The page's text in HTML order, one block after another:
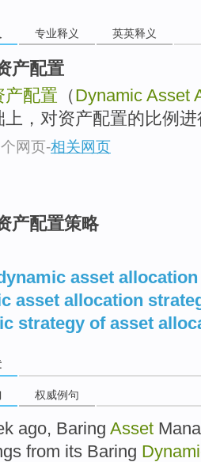
专业释义 英英释义
产配置
产配置 （Dynamic Asset
上，对资产配置的比例
网页-相关网页
产配置策略
asset allocation
asset allocation
strategy of asset
权威例句
ago, Baring Asset
from its Baring